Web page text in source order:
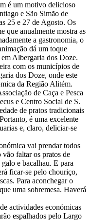
é um motivo delicioso
e São Simão de
25 e 27 de Agosto. Os
que anualmente mostra as
a gastronomia, o
dá um toque
Albergaria dos Doze.
com os municípios de
dos Doze, onde este
da Região Alitém.
de Caça e Pesca
e Centro Social de S.
de pratos tradicionais
é uma excelente
e, claro, deliciar-se
vai prendar todos
faltar os pratos de
e bacalhau. E para
ficar-se pelo chouriço,
Para aconchegar o
uma sobremesa. Haverá
actividades económicas
espalhados pelo Largo